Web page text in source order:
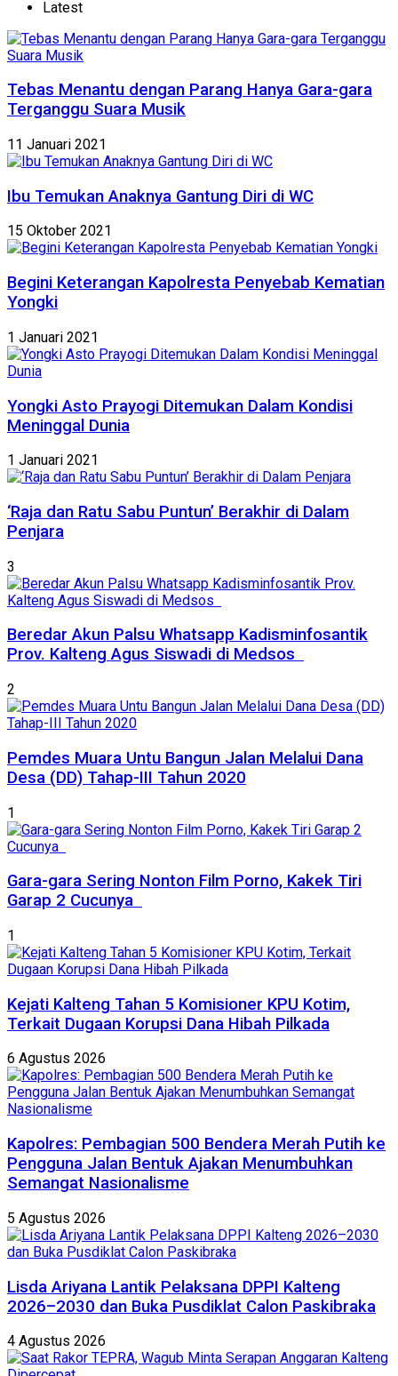
Latest
Tebas Menantu dengan Parang Hanya Gara-gara
Terganggu Suara Musik
11 Januari 2021
Ibu Temukan Anaknya Gantung Diri di WC
15 Oktober 2021
Begini Keterangan Kapolresta Penyebab Kematian
Yongki
1 Januari 2021
Yongki Asto Prayogi Ditemukan Dalam Kondisi
Meninggal Dunia
1 Januari 2021
‘Raja dan Ratu Sabu Puntun’ Berakhir di Dalam
Penjara
3
Beredar Akun Palsu Whatsapp Kadisminfosantik
Prov. Kalteng Agus Siswadi di Medsos
2
Pemdes Muara Untu Bangun Jalan Melalui Dana
Desa (DD) Tahap-III Tahun 2020
1
Gara-gara Sering Nonton Film Porno, Kakek Tiri
Garap 2 Cucunya
1
Kejati Kalteng Tahan 5 Komisioner KPU Kotim,
Terkait Dugaan Korupsi Dana Hibah Pilkada
6 Agustus 2026
Kapolres: Pembagian 500 Bendera Merah Putih ke
Pengguna Jalan Bentuk Ajakan Menumbuhkan
Semangat Nasionalisme
5 Agustus 2026
Lisda Ariyana Lantik Pelaksana DPPI Kalteng
2026–2030 dan Buka Pusdiklat Calon Paskibraka
4 Agustus 2026